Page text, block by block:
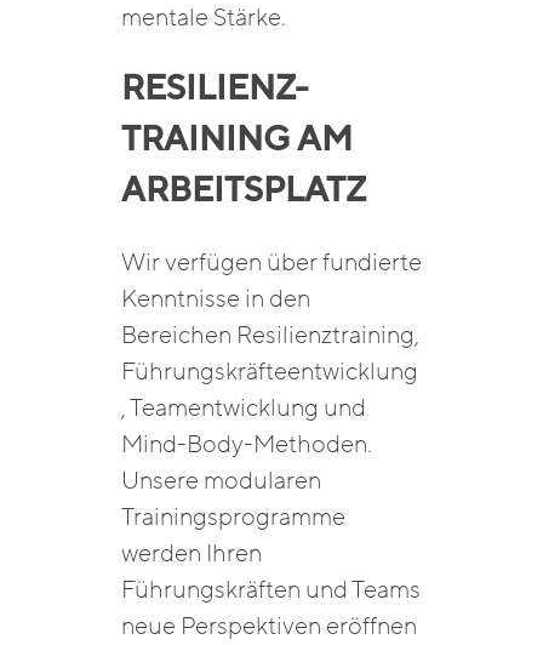
mentale Stärke.
RESILIENZ-
TRAINING AM
ARBEITSPLATZ
Wir verfügen über fundierte
Kenntnisse in den
Bereichen Resilienztraining,
Führungskräfteentwicklung
, Teamentwicklung und
Mind-Body-Methoden.
Unsere modularen
Trainingsprogramme
werden Ihren
Führungskräften und Teams
neue Perspektiven eröffnen